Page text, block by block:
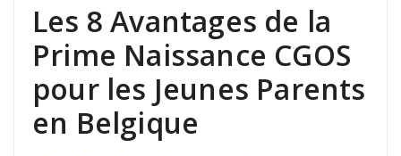
Les 8 Avantages de la
Prime Naissance CGOS
pour les Jeunes Parents
en Belgique